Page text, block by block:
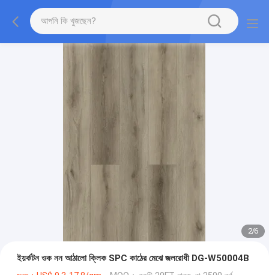
2/6
ইয়র্কটন ওক নন আঠালো ক্লিক SPC কাঠের মেঝে জলরোধী DG-W50004B